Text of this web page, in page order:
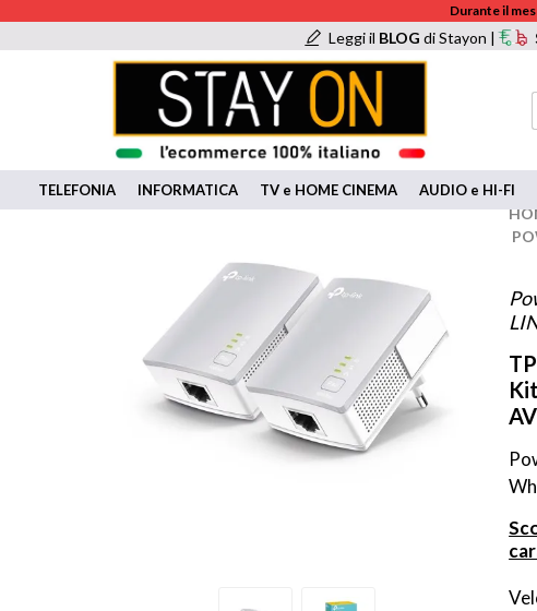
Durante il
Leggi il BLOGdi Stayon |
TELEFONIA INFORMATICA TV e HOME CINEMA AUDIO e HI-FI
Wh